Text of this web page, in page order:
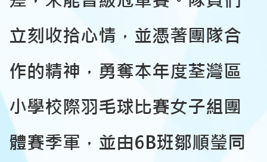
立刻收拾心情，並憑著團隊合
作的精神，勇奪本年度荃灣區
小學校際羽毛球比賽女子組團
體賽季軍，並由6B班鄒順瑩同